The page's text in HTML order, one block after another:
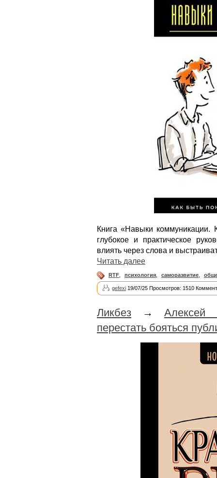
Книга «Навыки
глубокое и практическое
влиять через слова и
Читать далее
RTF психология саморазвитие
gefexi 19/07/25 Просмотров: 1510
Ликбез → Алексей
перестать бояться